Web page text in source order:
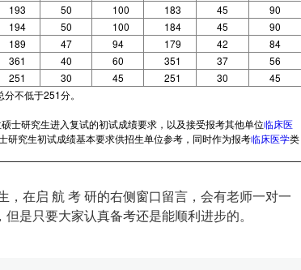
193 50 100 183 45
90
194 50 100 184 45
90
189 47 94 179 42
84
361 40 60 351 37
56
251 30 45 251 30
45
不低于251分。
士研究生进入复试的初试成绩要求，以及接受报考其他单位临床医
研究生初试成绩基本要求供招生单位参考，同时作为报考临床医学类
在启 航 考 研的右侧窗口留言，会有老师一对一
是只要大家认真备考还是能顺利进步的。